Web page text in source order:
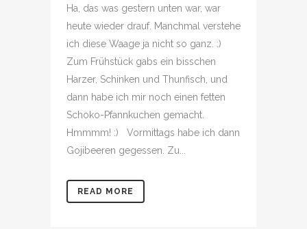
Ha, das was gestern unten war, war
heute wieder drauf. Manchmal verstehe
ich diese Waage ja nicht so ganz. :)
Zum Frühstück gabs ein bisschen
Harzer, Schinken und Thunfisch, und
dann habe ich mir noch einen fetten
Schoko-Pfannkuchen gemacht.
Hmmmm! :) Vormittags habe ich dann
Gojibeeren gegessen. Zu...
READ MORE